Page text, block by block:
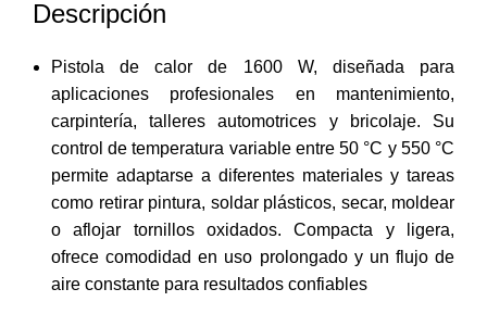
Descripción
Pistola de calor de 1600 W, diseñada para
aplicaciones profesionales en mantenimiento,
carpintería, talleres automotrices y bricolaje. Su
control de temperatura variable entre 50 °C y 550 °C
permite adaptarse a diferentes materiales y tareas
como retirar pintura, soldar plásticos, secar, moldear
o aflojar tornillos oxidados. Compacta y ligera,
ofrece comodidad en uso prolongado y un flujo de
aire constante para resultados confiables